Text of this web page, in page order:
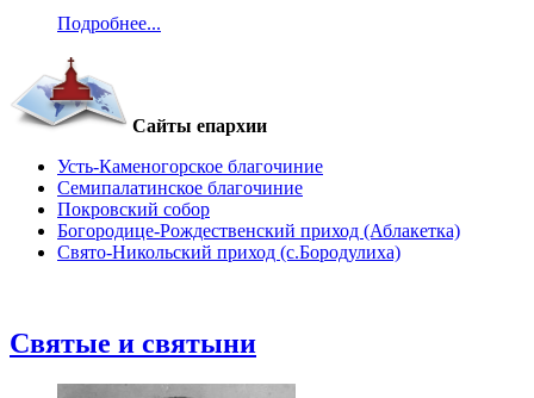
Подробнее...
Сайты епархии
Усть-Каменогорское благочиние
Семипалатинское благочиние
Покровский собор
Богородице-Рождественский приход (Аблакетка)
Свято-Никольский приход (с.Бородулиха)
Святые и святыни